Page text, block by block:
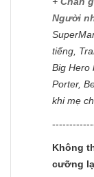
Người
tiếng,
Big Hero
Porter,
khi mẹ
Không
cưỡng